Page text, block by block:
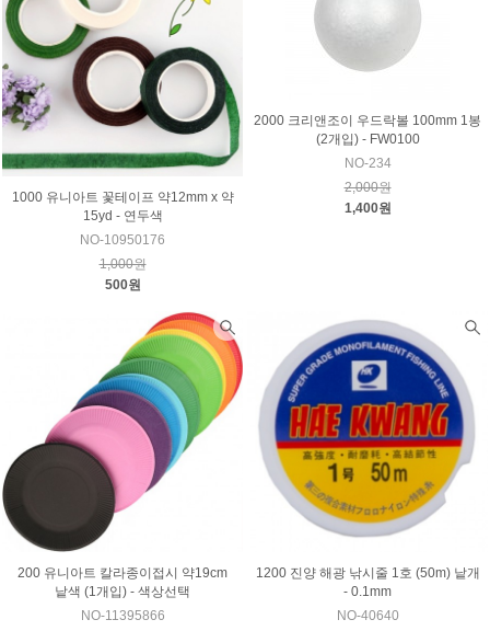
1000 유니아트 꽃테이프 약12mm x 약
15yd - 연두색
NO-10950176
1,000원
500원
2000 크리앤조이 우드락볼 100mm 1봉
(2개입) - FW0100
NO-234
2,000원
1,400원
200 유니아트 칼라종이접시 약19cm
낱색 (1개입) - 색상선택
NO-11395866
1200 진양 해광 낚시줄 1호 (50m) 낱개
- 0.1mm
NO-40640